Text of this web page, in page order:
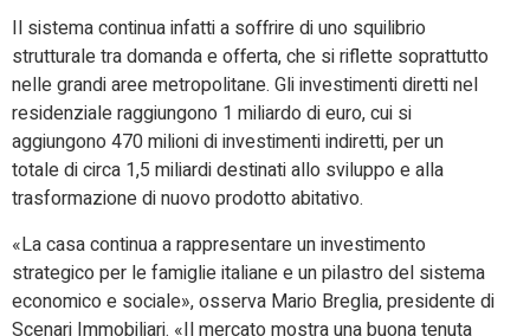
Il sistema continua infatti a soffrire di uno squilibrio
strutturale tra domanda e offerta, che si riflette soprattutto
nelle grandi aree metropolitane. Gli investimenti diretti nel
residenziale raggiungono 1 miliardo di euro, cui si
aggiungono 470 milioni di investimenti indiretti, per un
totale di circa 1,5 miliardi destinati allo sviluppo e alla
trasformazione di nuovo prodotto abitativo.
«La casa continua a rappresentare un investimento
strategico per le famiglie italiane e un pilastro del sistema
economico e sociale», osserva Mario Breglia, presidente di
Scenari Immobiliari. «Il mercato mostra una buona tenuta